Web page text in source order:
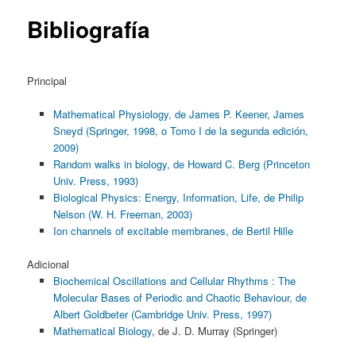
Bibliografía
Principal
Mathematical Physiology, de James P. Keener, James
Sneyd (Springer, 1998, o Tomo I de la segunda edición,
2009)
Random walks in biology, de Howard C. Berg (Princeton
Univ. Press, 1993)
Biological Physics: Energy, Information, Life, de Philip
Nelson (W. H. Freeman, 2003)
Ion channels of excitable membranes, de Bertil Hille
Adicional
Biochemical Oscillations and Cellular Rhythms : The
Molecular Bases of Periodic and Chaotic Behaviour, de
Albert Goldbeter (Cambridge Univ. Press, 1997)
Mathematical Biology, de J. D. Murray (Springer)